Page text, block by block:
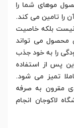
موهای شما را
را تامین می کند.
نیست بلکه خاصیت
محصول می تواند
را به خود جذب
پس از استفاده
تمیز می شود.
مقرون به صرفه
لاکوجان انجام